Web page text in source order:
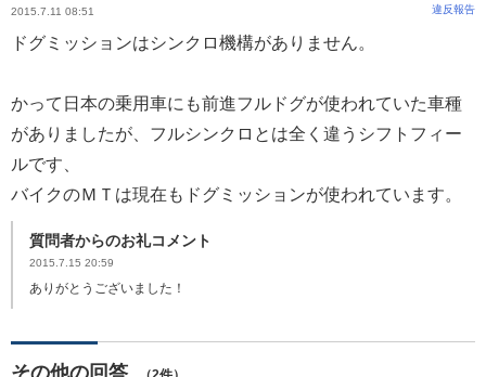
2015.7.11 08:51 違反報告
ドグミッションはシンクロ機構がありません。
かって日本の乗用車にも前進フルドグが使われていた車種
がありましたが、フルシンクロとは全く違うシフトフィー
ルです、
バイクのＭＴは現在もドグミッションが使われています。
質問者からのお礼コメント
2015.7.15 20:59
ありがとうございました！
その他の回答